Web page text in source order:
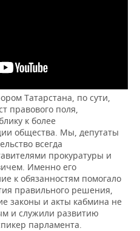
Татарстана, по сути,
правового поля,
к более
общества. Мы, депутаты
всегда
прокуратуры и
Именно его
к обязанностям помогало
правильного решения,
законы и акты кабмина не
и служили развитию
парламента.